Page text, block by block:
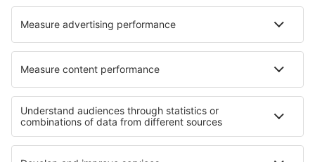
Hotels in Cabanillas Del Campo
Die besten Hotels - Regionen
Hotels in Jura Hotels in Arc
Hotels in der Französische Riviera Hotels in Bretagne
Hotels in Ile-de-France Hotels in Nationalpark Narew